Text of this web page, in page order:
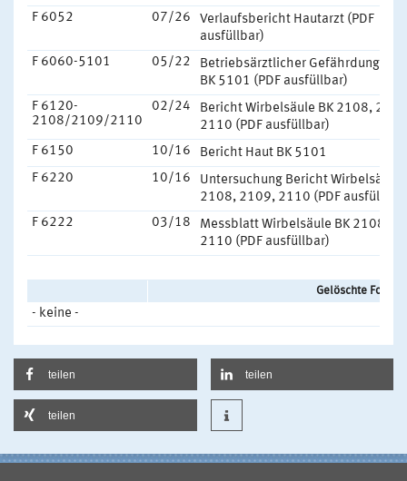
F 6052
07/26
Verlaufsbericht Hautarzt (PDF
ausfüllbar)
F 6060-5101
05/22
Betriebsärztlicher
BK 5101 (PDF ausfüllbar)
F 6120-
2108/2109/2110
02/24
Bericht Wirbelsäule BK 2108,
2110 (PDF ausfüllbar)
F 6150
10/16
Bericht Haut BK 5101
F 6220
10/16
Untersuchung Bericht Wirbelsäule
2108, 2109, 2110 (PDF ausfüllbar)
F 6222
03/18
Messblatt Wirbelsäule BK 2108,
2110 (PDF ausfüllbar)
Gelöschte
- keine -
teilen teilen
teilen